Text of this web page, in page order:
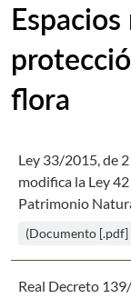
flora
Ley 33/2015, de
modifica la Ley
Patrimonio
(Documento [.pdf]
Real Decreto